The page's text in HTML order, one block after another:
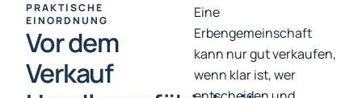
PRAKTISCHE
EINORDNUNG
Vor dem
Verkauf
Eine
Erbengemeinschaft
kann nur gut verkaufen,
wenn klar ist, wer